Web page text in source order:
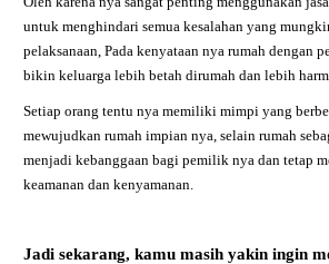
untuk menghindari semua kesalahan yang
pelaksanaan, Pada kenyataan nya rumah dengan
bikin keluarga lebih betah dirumah dan lebih
Setiap orang tentu nya memiliki mimpi yang
mewujudkan rumah impian nya, selain rumah
menjadi kebanggaan bagi pemilik nya dan tetap
keamanan dan kenyamanan.
Jadi sekarang, kamu masih yakin ingin